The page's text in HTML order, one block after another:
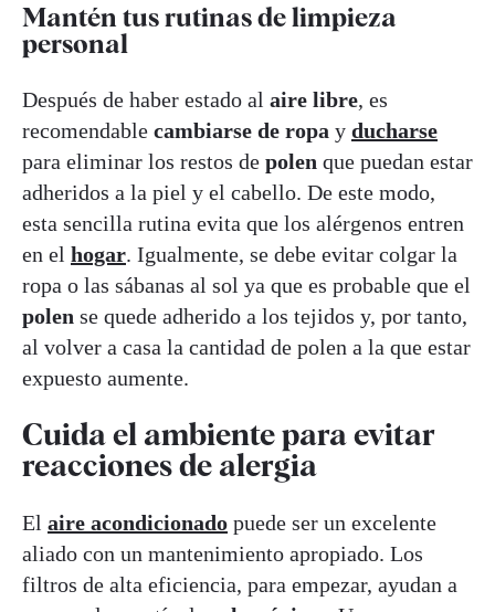
Mantén tus rutinas de limpieza
personal
Después de haber estado al aire libre, es
recomendable cambiarse de ropa y ducharse
para eliminar los restos de polen que puedan estar
adheridos a la piel y el cabello. De este modo,
esta sencilla rutina evita que los alérgenos entren
en el hogar. Igualmente, se debe evitar colgar la
ropa o las sábanas al sol ya que es probable que el
polen se quede adherido a los tejidos y, por tanto,
al volver a casa la cantidad de polen a la que estar
expuesto aumente.
Cuida el ambiente para evitar
reacciones de alergia
El aire acondicionado puede ser un excelente
aliado con un mantenimiento apropiado. Los
filtros de alta eficiencia, para empezar, ayudan a